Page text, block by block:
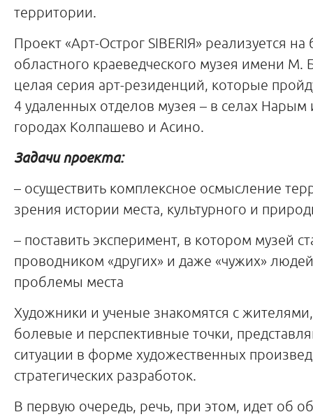
территории.
Проект «Арт-Острог SIBERIЯ» реализуется на
областного краеведческого музея имени М.
целая серия арт-резиденций, которые
4 удаленных отделов музея – в селах Нарым
городах Колпашево и Асино.
Задачи проекта:
– осуществить комплексное осмысление
зрения истории места, культурного и
– поставить эксперимент, в котором музей
проводником «других» и даже «чужих»
проблемы места
Художники и ученые знакомятся с
болевые и перспективные точки,
ситуации в форме художественных
стратегических разработок.
В первую очередь, речь, при этом, идет об